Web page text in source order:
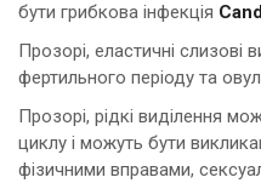
бути грибкова інфекція
Прозорі, еластичні слизові
фертильного періоду та
Прозорі, рідкі виділення
циклу і можуть бути
фізичними вправами,